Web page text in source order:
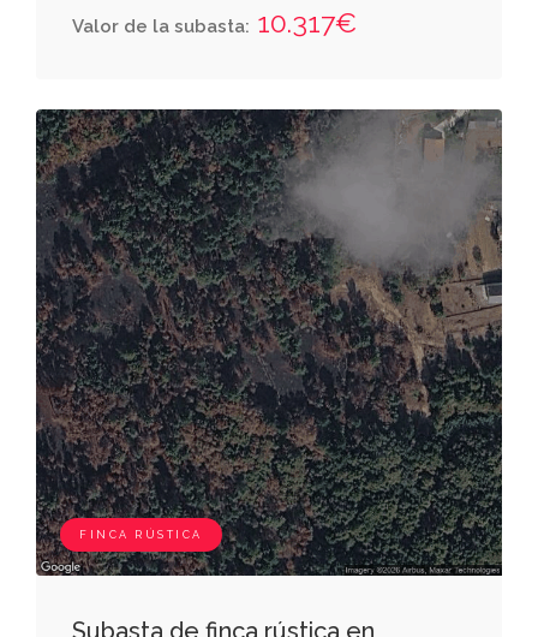
Valor de la subasta: 10.317€
FINCA RÚSTICA
Subasta de finca rústica en